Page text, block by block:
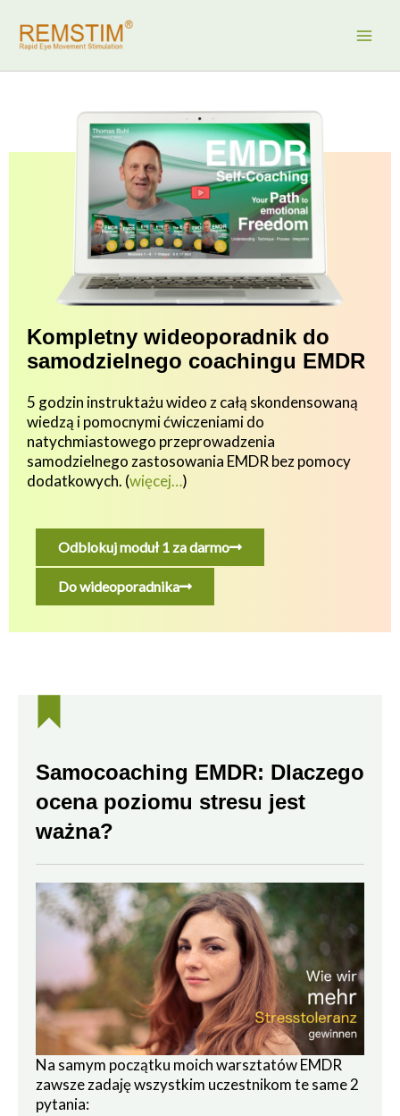
treści
Kompletny wideoporadnik do
samodzielnego coachingu EMDR
5 godzin instruktażu wideo z całą skondensowaną
wiedzą i pomocnymi ćwiczeniami do
natychmiastowego przeprowadzenia
samodzielnego zastosowania EMDR bez pomocy
dodatkowych. (więcej…)
Odblokuj moduł 1 za darmo
Do wideoporadnika
Samocoaching EMDR: Dlaczego
ocena poziomu stresu jest
ważna?
Na samym początku moich warsztatów EMDR
zawsze zadaję wszystkim uczestnikom te same 2
pytania: